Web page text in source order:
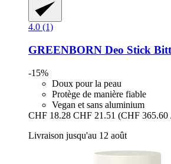
4.0 (1)
GREENBORN Deo Stick
-15%
Doux pour la peau
Protège de manière fiable
Vegan et sans aluminium
CHF 18.28 CHF 21.51 (CHF 365.60
Livraison jusqu'au 12 août